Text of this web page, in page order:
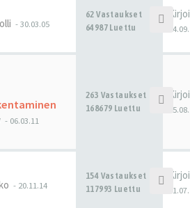
-30.03.05
62 Vastaukset
64987 Luettu
- 06.03.11
263 Vastaukset
168679 Luettu
- 20.11.14
154 Vastaukset
117993 Luettu